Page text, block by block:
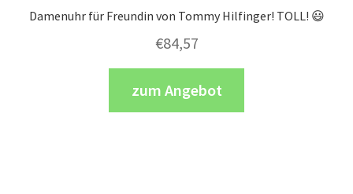
Damenuhr für Freundin von Tommy Hilfinger! TOLL! 😃
€84,57
zum Angebot